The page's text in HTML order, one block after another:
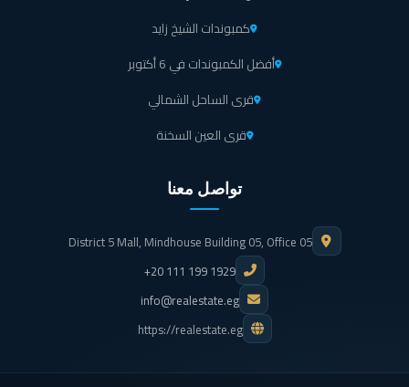
كمبوندات الشيخ زايد
أفضل الكمبوندات في 6 أكتوبر
قرى الساحل الشمالي
قرى العين السخنة
تواصل معنا
District 5 Mall, Mindhouse Building 05, Office 05
+20 111 199 1929
info@realestate.eg
https://realestate.eg